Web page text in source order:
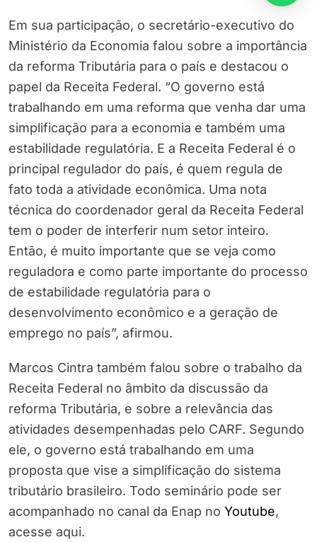
Em sua participação, o secretário-executivo do
Ministério da Economia falou sobre a importância
da reforma Tributária para o país e destacou o
papel da Receita Federal. “O governo está
trabalhando em uma reforma que venha dar uma
simplificação para a economia e também uma
estabilidade regulatória. E a Receita Federal é o
principal regulador do país, é quem regula de
fato toda a atividade econômica. Uma nota
técnica do coordenador geral da Receita Federal
tem o poder de interferir num setor inteiro.
Então, é muito importante que se veja como
reguladora e como parte importante do processo
de estabilidade regulatória para o
desenvolvimento econômico e a geração de
emprego no país”, afirmou.
Marcos Cintra também falou sobre o trabalho da
Receita Federal no âmbito da discussão da
reforma Tributária, e sobre a relevância das
atividades desempenhadas pelo CARF. Segundo
ele, o governo está trabalhando em uma
proposta que vise a simplificação do sistema
tributário brasileiro. Todo seminário pode ser
acompanhado no canal da Enap no Youtube,
acesse aqui.